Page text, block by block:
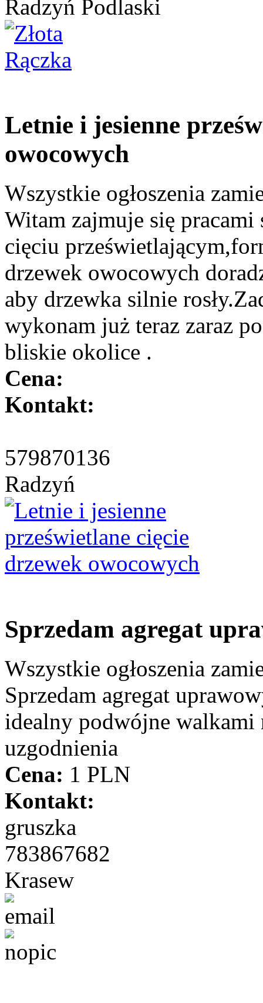
Radzyń Podlaski
Letnie i jesienne
owocowych
Wszystkie ogłoszenia
Witam zajmuje się
cięciu
drzewek owocowych
aby drzewka silnie
wykonam już teraz zaraz
bliskie okolice .
Cena:
Kontakt:
579870136
Radzyń
Sprzedam agregat
Wszystkie ogłoszenia
Sprzedam agregat
idealny podwójne walkami
uzgodnienia
Cena: 1 PLN
Kontakt:
gruszka
783867682
Krasew